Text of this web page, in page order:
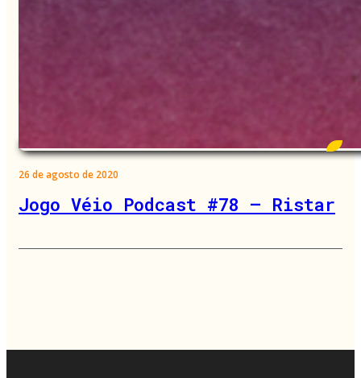
26 de agosto de 2020
Jogo Véio Podcast #78 – Ristar